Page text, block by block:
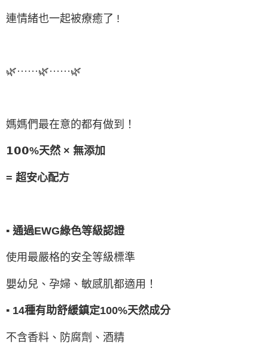
連情緒也一起被療癒了 !
🌿······🌿······🌿
媽媽們最在意的都有做到！
𝟭𝟬𝟬%天然 × 無添加
= 超安心配方
▪ 通過EWG綠色等級認證
使用最嚴格的安全等級標準
嬰幼兒、孕婦、敏感肌都適用！
▪ 14種有助舒緩鎮定100%天然成分
不含香料、防腐劑、酒精